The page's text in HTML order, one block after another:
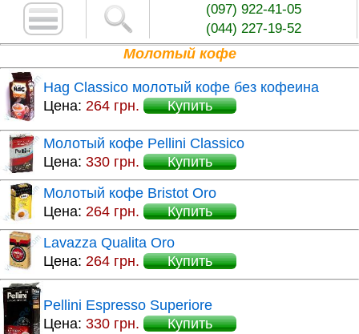
(097) 922-41-05
(044) 227-19-52
Молотый кофе
Hag Classico молотый кофе без кофеина
Цена: 264 грн. Купить
Молотый кофе Pellini Classico
Цена: 330 грн. Купить
Молотый кофе Bristot Oro
Цена: 264 грн. Купить
Lavazza Qualita Oro
Цена: 264 грн. Купить
Pellini Espresso Superiore
Цена: 330 грн. Купить